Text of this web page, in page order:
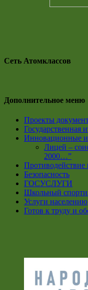
Сеть Атомклассов
Дополнительное меню
Проекты
Государственная
Инновационные и
Лицей –
2000…”
Противодействие
Безопасность
ГОСУСЛУГИ
Школьный
Услуги населению
Готов к труду и